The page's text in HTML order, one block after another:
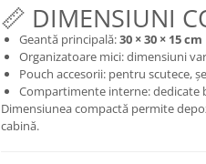
📏 DIMENSIUNI
Geantă principală:30 × 30 × 15 cm
Organizatoare mici: dimensiuni
Pouch accesorii: pentru scutece,
Compartimente interne: dedicate
Dimensiunea compactă permite
cabină.